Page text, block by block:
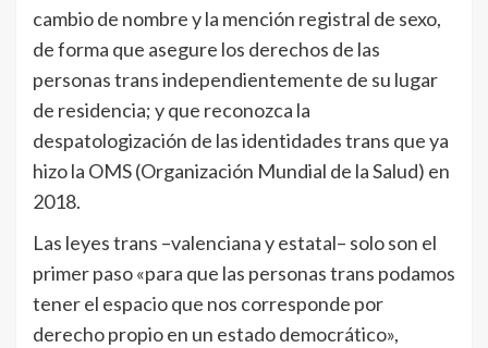
cambio de nombre y la mención registral de sexo,
de forma que asegure los derechos de las
personas trans independientemente de su lugar
de residencia; y que reconozca la
despatologización de las identidades trans que ya
hizo la OMS (Organización Mundial de la Salud) en
2018.
Las leyes trans –valenciana y estatal– solo son el
primer paso «para que las personas trans podamos
tener el espacio que nos corresponde por
derecho propio en un estado democrático»,